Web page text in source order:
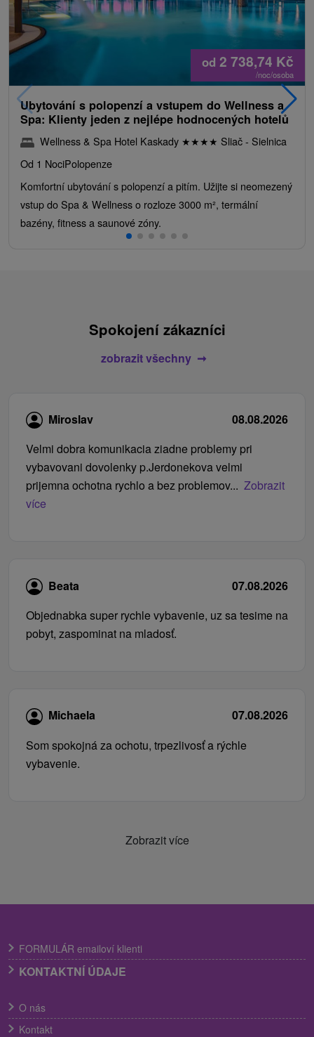
od 2 738,74 Kč
/noc/osoba
Ubytování s polopenzí a vstupem do Wellness a
Spa: Klienty jeden z nejlépe hodnocených hotelů
Wellness & Spa Hotel Kaskady ★★★★ Sliač - Sielnica
Od 1 NociPolopenze
Komfortní ubytování s polopenzí a pitím. Užijte si neomezený
vstup do Spa & Wellness o rozloze 3000 m², termální
bazény, fitness a saunové zóny.
Spokojení zákazníci
zobrazit všechny
Miroslav
08.08.2026
Velmi dobra komunikacia ziadne problemy pri
vybavovani dovolenky p.Jerdonekova velmi
prijemna ochotna rychlo a bez problemov... Zobrazit
více
Beata
07.08.2026
Objednabka super rychle vybavenie, uz sa tesime na
pobyt, zaspominat na mladosť.
Michaela
07.08.2026
Som spokojná za ochotu, trpezlivosť a rýchle
vybavenie.
Zobrazit více
FORMULÁR emailoví klienti
KONTAKTNÍ ÚDAJE
O nás
Kontakt